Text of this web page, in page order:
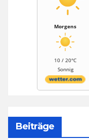
Morgens
10 / 20°C
Sonnig
Beiträge